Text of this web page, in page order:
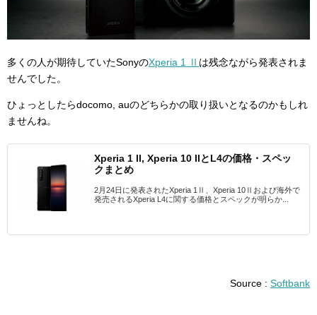
多くの人が期待していたSonyのXperia 1 Ⅱ は残念ながら発表されま
せんでした。
ひょっとしたらdocomo, auのどちらかの取り扱いとなるのかもしれ
ませんね。
Xperia 1 II, Xperia 10 IIとL4の価格・スペッ
クまとめ
2月24日に発表されたXperia 1Ⅱ、Xperia 10Ⅱおよび海外で
発売されるXperia L4に関する価格とスペックが明らか...
Source : Softbank